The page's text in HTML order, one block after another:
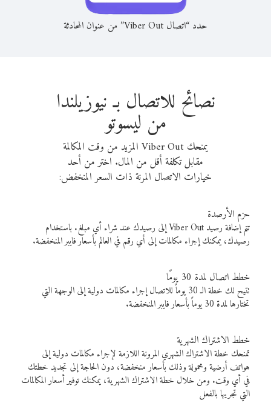
حدد “اتصال Viber Out” من عنوان المحادثة
نصائح للاتصال بـ نيوزيلندا
من ليسوتو
يمنحك Viber Out المزيد من وقت المكالمة
مقابل تكلفة أقل من المال. اختر من أحد
خيارات الاتصال المرنة ذات السعر المنخفض:
حزم الأرصدة
تتم إضافة رصيد Viber Out إلى رصيدك عند شراء أي مبلغ. باستخدام
رصيدك، يمكنك إجراء مكالمات إلى أي رقم في العالم بأسعار فايبر المنخفضة.
خطط اتصال لمدة 30 يومًا
تتيح لك خطة الـ 30 يوماً للاتصال إجراء مكالمات دولية إلى الوجهة التي
تختارها لمدة 30 يوماً بأسعار فايبر المنخفضة.
خطط الاشتراك الشهرية
تمنحك خطة الاشتراك الشهري المرونة اللازمة لإجراء مكالمات دولية إلى
هواتف أرضية ومحمولة وذلك بأسعار منخفضة، دون الحاجة إلى تجديد خطتك
في أي وقت. ومن خلال خطة الاشتراك الشهرية، يمكنك توفير أسعار المكالمات
التي تجريها بالفعل